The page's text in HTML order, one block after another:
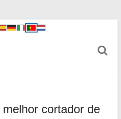
cortador de